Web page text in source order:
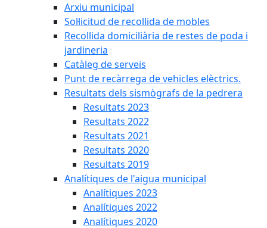
Arxiu municipal
Sol·licitud de recollida de mobles
Recollida domiciliària de restes de poda i
jardineria
Catàleg de serveis
Punt de recàrrega de vehicles elèctrics.
Resultats dels sismògrafs de la pedrera
Resultats 2023
Resultats 2022
Resultats 2021
Resultats 2020
Resultats 2019
Analítiques de l'aigua municipal
Analítiques 2023
Analítiques 2022
Analítiques 2020